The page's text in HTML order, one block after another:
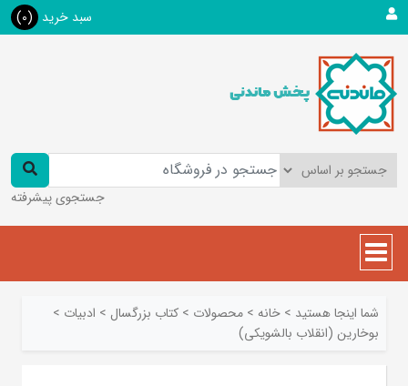
سبد خرید (0)
جستجوی پیشرفته
شما اینجا هستید > خانه > محصولات > کتاب بزرگسال > ادبیات >
بوخارین (انقلاب بالشویکی)